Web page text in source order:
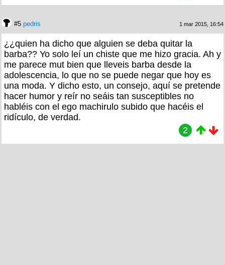
#5 pedris 1 mar 2015, 16:54
¿¿quien ha dicho que alguien se deba quitar la
barba?? Yo solo leí un chiste que me hizo gracia. Ah y
me parece mut bien que lleveis barba desde la
adolescencia, lo que no se puede negar que hoy es
una moda. Y dicho esto, un consejo, aquí se pretende
hacer humor y reír no seáis tan susceptibles no
habléis con el ego machirulo subido que hacéis el
ridículo, de verdad.
2